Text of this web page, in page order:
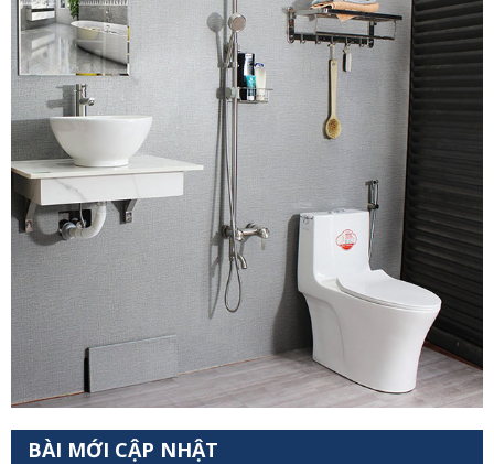
BÀI MỚI CẬP NHẬT